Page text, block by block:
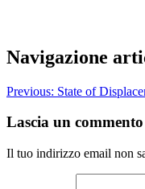
Navigazione
Previous: State of
Lascia un commento
Il tuo indirizzo email non